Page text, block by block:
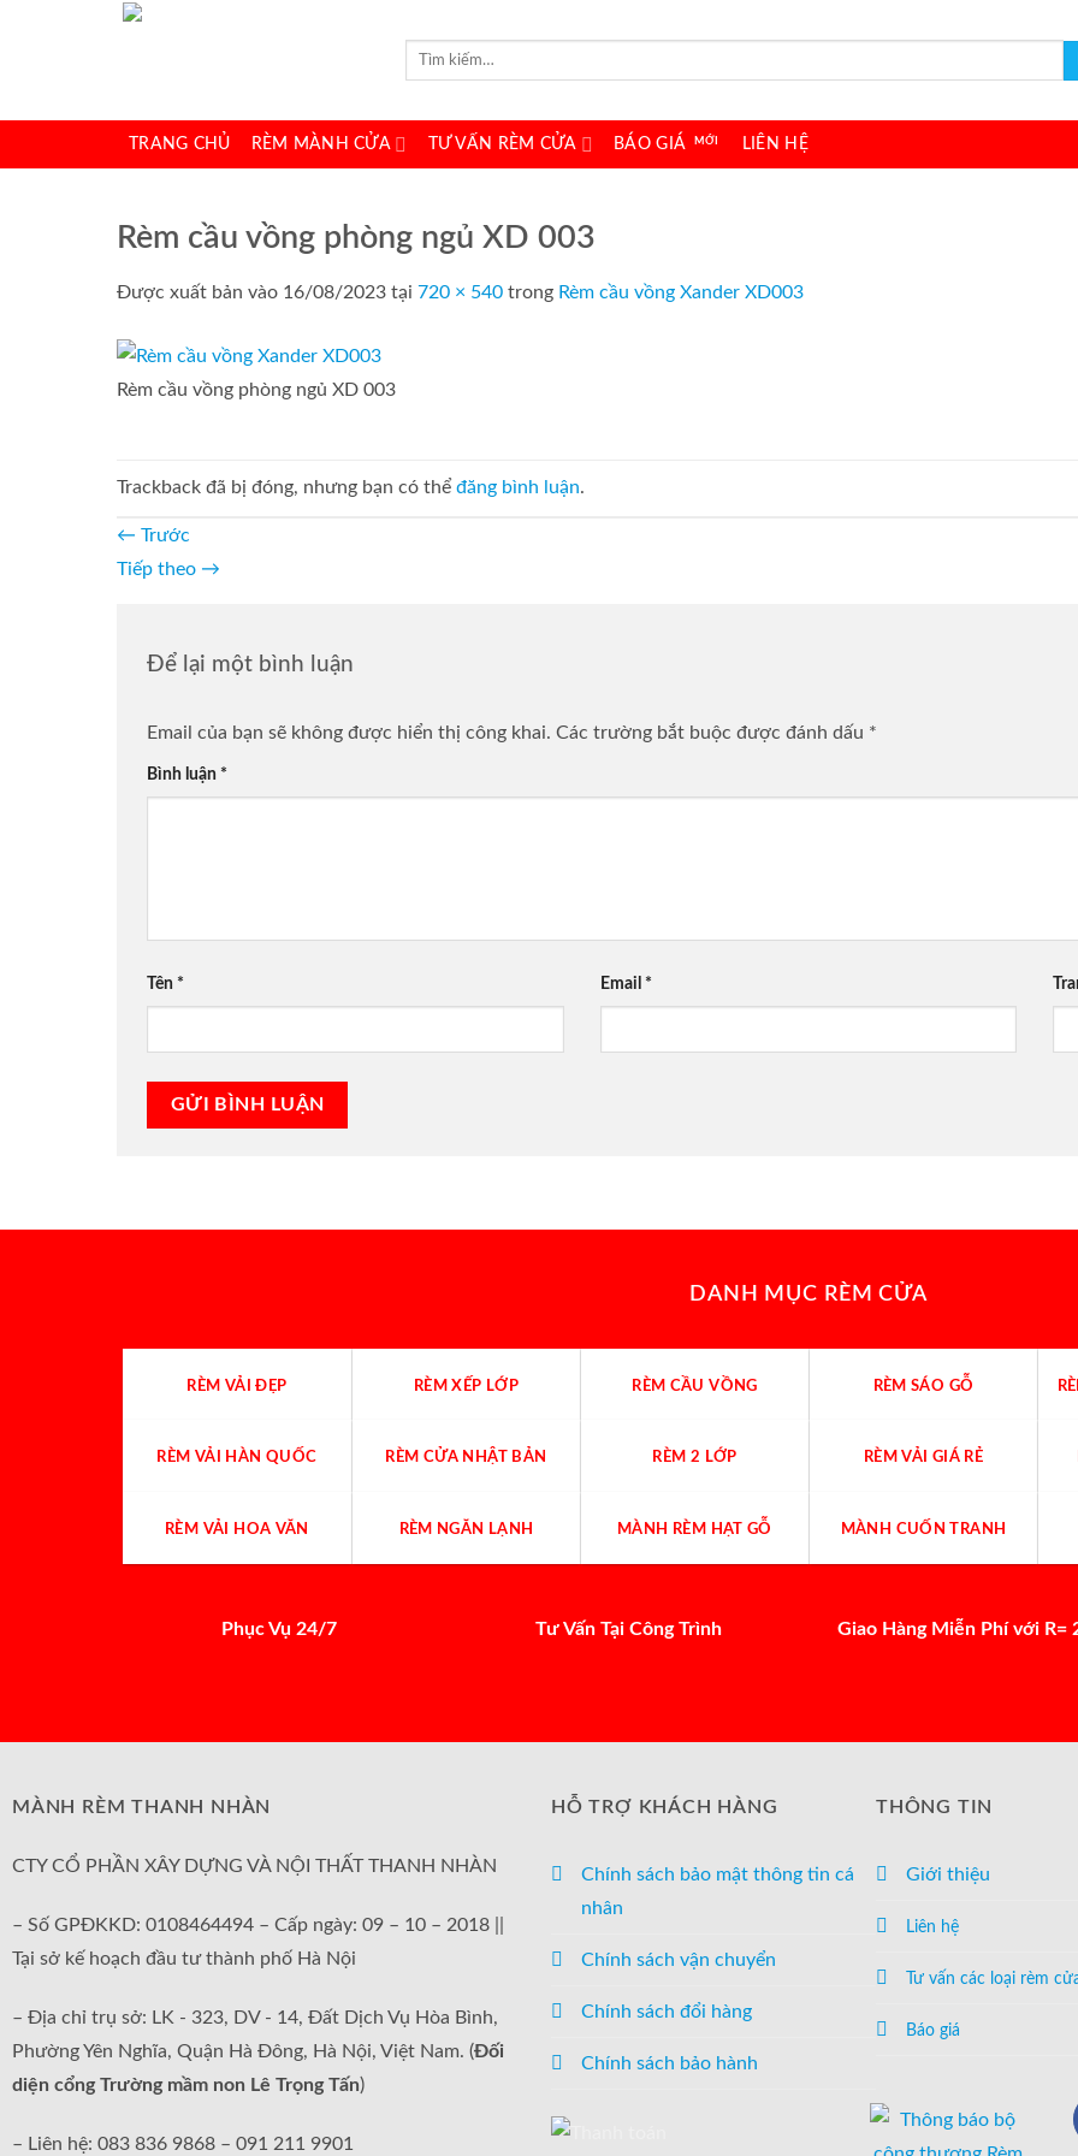
dung
Tìm
kiếm:
TRANG CHỦ RÈM MÀNH CỬA TƯ VẤN RÈM CỬA BÁO GIÁ LIÊN HỆ
Rèm cầu vồng phòng ngủ XD 003
Được xuất bản vào 16/08/2023 tại 720 × 540 trong Rèm cầu vồng Xander XD003
Rèm cầu vồng phòng ngủ XD 003
Trackback đã bị đóng, nhưng bạn có thể đăng bình luận.
← Trước
Tiếp theo →
Để lại một bình luận
Email của bạn sẽ không được hiển thị công khai. Các trường bắt buộc được đánh dấu *
Bình luận *
Tên * Email *
DANH MỤC RÈM CỬA
RÈM VẢI ĐẸP RÈM XẾP LỚP RÈM CẦU VỒNG RÈM SÁO GỖ
RÈM VẢI HÀN QUỐC RÈM CỬA NHẬT BẢN RÈM 2 LỚP RÈM VẢI GIÁ RẺ
RÈM VẢI HOA VĂN RÈM NGĂN LẠNH MÀNH RÈM HẠT GỖ MÀNH CUỐN TRANH
Phục Vụ 24/7 Tư Vấn Tại Công Trình Giao Hàng Miễn Phí với R=
MÀNH RÈM THANH NHÀN
CTY CỔ PHẦN XÂY DỰNG VÀ NỘI THẤT THANH NHÀN
– Số GPĐKKD: 0108464494 – Cấp ngày: 09 – 10 – 2018 ||
Tại sở kế hoạch đầu tư thành phố Hà Nội
– Địa chỉ trụ sở: LK - 323, DV - 14, Đất Dịch Vụ Hòa Bình,
Phường Yên Nghĩa, Quận Hà Đông, Hà Nội, Việt Nam. (Đối
diện cổng Trường mầm non Lê Trọng Tấn)
– Liên hệ: 083 836 9868 – 091 211 9901
HỖ TRỢ KHÁCH HÀNG
Chính sách bảo mật thông tin cá
nhân
Chính sách vận chuyển
Chính sách đổi hàng
Chính sách bảo hành
THÔNG TIN
Giới thiệu
Liên hệ
Tư vấn các loại rèm
Báo giá